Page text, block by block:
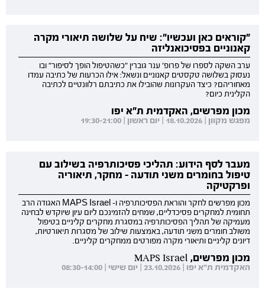
"קוראים כאן ועכשיו": שיח על שלושה תיאורי מקרה
קאנוניים בפסיכואנליזה
ערב השקה לספרו של פרופ' ענר גוברין "כשהטיפול הופך לסיפור" ובו
נעסוק בשלושה טקסטים קאנוניים ונשאל: אילו הכרעות של כתיבה עמדו
מאחוריהם? כיצד העקרונות שהובילו את כתיבתם רלוונטיים לכתיבה
הקלינית כיום?
מכון מפרשים, האקדמית ת"א יפו
מפגש מקוון | 18.10.2026 | יום ראשון | 19:30-21:00
מעבר לסף הידוע: תהליכי פסיכותרפיה בשילוב עם
טיפול בחומרים משני תודעה - מחקר, תיאוריה
ופרקטיקה
מכון מפרשים לחקר והוראת הפסיכותרפיה ו- MAPS Israel האגודה הרב
תחומית למחקרים פסיכדליים, שמחים להזמינכם ליום עיון שיוקדש לבחינה
מעמיקה של תהליך הפסיכותרפיה במסגרת מחקרים קליניים בטיפול
משולב חומרים משני תודעה, באמצעות שילוב של מסגרות תיאורטיות,
דיונים קליניים ותיאורי מקרה מפורטים ממחקרים קליניים.
מכון מפרשים, MAPS Israel
האקדמית ת"א יפו | 23.10.2026 | יום שישי | 08:30-14:00